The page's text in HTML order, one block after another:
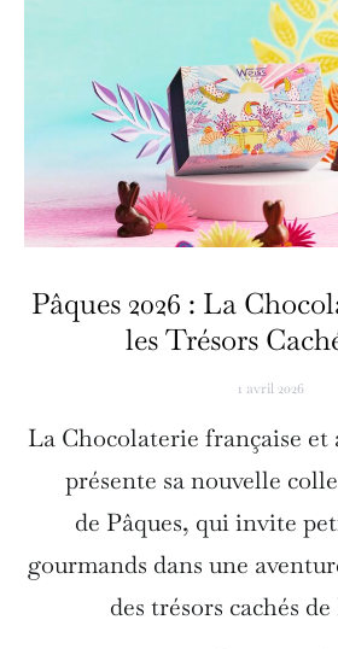
Pâques 2026 : La
les Trésors
1 avril 2026
La Chocolaterie française et
présente sa nouvelle
de Pâques, qui invite
gourmands dans une
des trésors cachés de